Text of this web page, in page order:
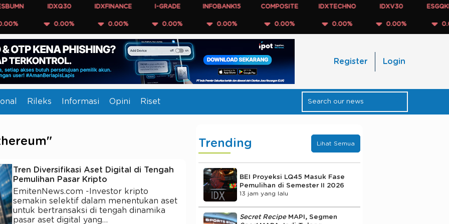
IDXQ30
0.00%
IDXFINANCE
0.00%
I-GRADE
0.00%
INFOBANK15
0.00%
COMPOSITE
0.00%
IDXTECHNO
0.00%
IDXV30
0.00%
ESGQKEHATI
0.00%
Register Login
Rileks Informasi Opini Riset
Tren Diversifikasi Aset Digital di Tengah
Pemulihan Pasar Kripto
EmitenNews.com -Investor kripto
semakin selektif dalam menentukan aset
untuk bertransaksi di tengah dinamika
pasar aset digital yang…
Trending Lihat Semua
BEI Proyeksi LQ45 Masuk Fase
Pemulihan di Semester II 2026
13 jam yang lalu
Secret RecipeMAPI, Segmen